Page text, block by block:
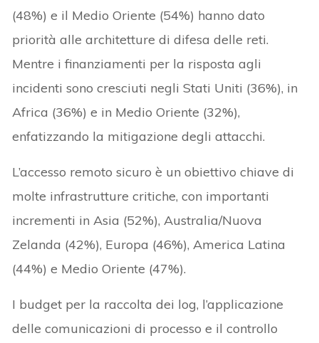
(48%) e il Medio Oriente (54%) hanno dato
priorità alle architetture di difesa delle reti.
Mentre i finanziamenti per la risposta agli
incidenti sono cresciuti negli Stati Uniti (36%), in
Africa (36%) e in Medio Oriente (32%),
enfatizzando la mitigazione degli attacchi.
L’accesso remoto sicuro è un obiettivo chiave di
molte infrastrutture critiche, con importanti
incrementi in Asia (52%), Australia/Nuova
Zelanda (42%), Europa (46%), America Latina
(44%) e Medio Oriente (47%).
I budget per la raccolta dei log, l’applicazione
delle comunicazioni di processo e il controllo